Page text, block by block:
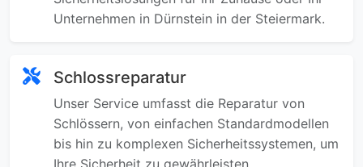
Unternehmen in Dürnstein in der Steiermark.
Schlossreparatur
Unser Service umfasst die Reparatur von
Schlössern, von einfachen Standardmodellen
bis hin zu komplexen Sicherheitssystemen, um
Ihre Sicherheit zu gewährleisten.